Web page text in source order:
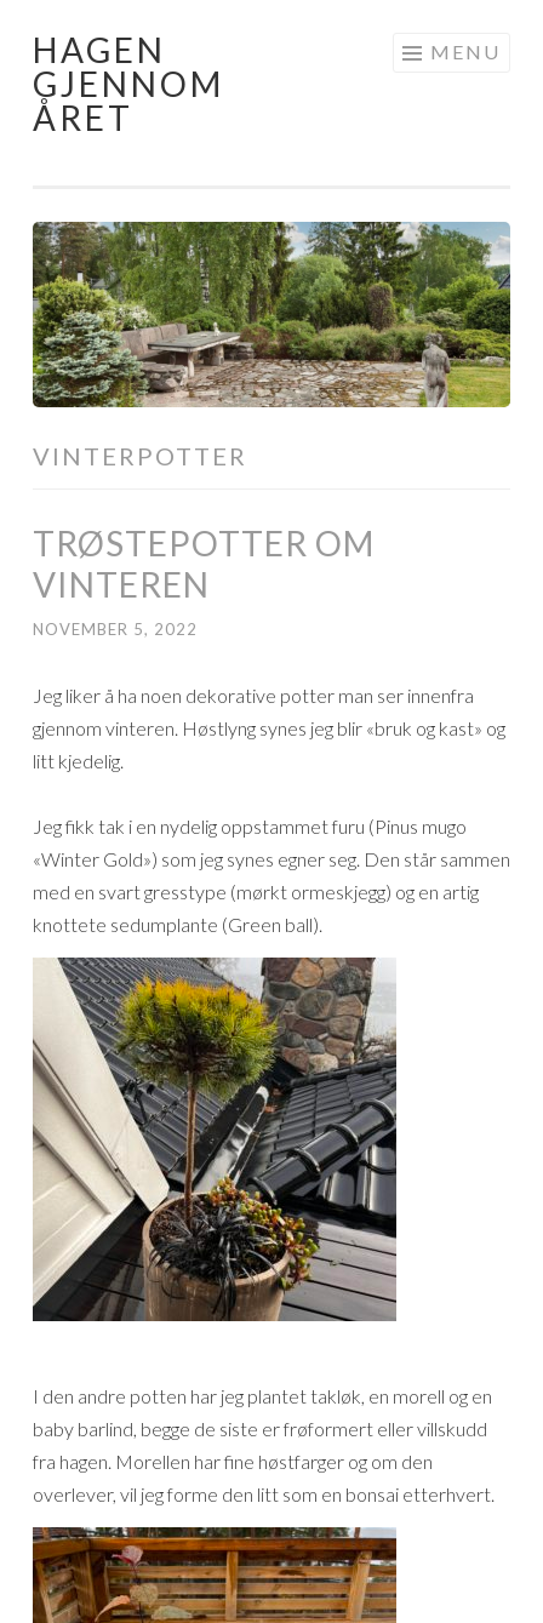
Skip
to
content
HAGEN
GJENNOM
ÅRET
MENU
VINTERPOTTER
TRØSTEPOTTER OM
VINTEREN
NOVEMBER 5, 2022
Jeg liker å ha noen dekorative potter man ser innenfra
gjennom vinteren. Høstlyng synes jeg blir «bruk og kast» og
litt kjedelig.
Jeg fikk tak i en nydelig oppstammet furu (Pinus mugo
«Winter Gold») som jeg synes egner seg. Den står sammen
med en svart gresstype (mørkt ormeskjegg) og en artig
knottete sedumplante (Green ball).
I den andre potten har jeg plantet takløk, en morell og en
baby barlind, begge de siste er frøformert eller villskudd
fra hagen. Morellen har fine høstfarger og om den
overlever, vil jeg forme den litt som en bonsai etterhvert.